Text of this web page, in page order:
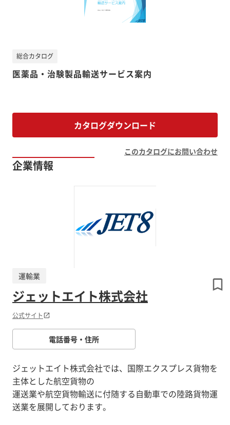
医薬品・治験製品輸送サービス案内
総合カタログ
カタログダウンロード
このカタログにお問い合わせ
企業情報
ジェットエイト株式会社
運輸業
公式サイト
電話番号・住所
ジェットエイト株式会社では、国際エクスプレス貨物を
主体とした航空貨物の
運送業や航空貨物輸送に付随する自動車での陸路貨物運
送業を展開しております。